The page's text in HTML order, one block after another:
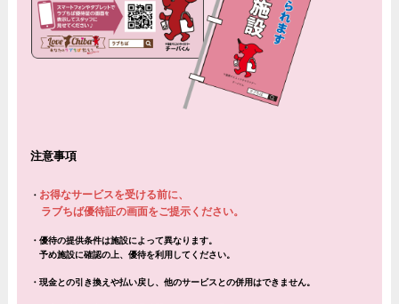
注意事項
・ お得なサービスを受ける前に、
ラブちば優待証の画面をご提示ください。
・ 優待の提供条件は施設によって異なります。
予め施設に確認の上、優待を利用してください。
・現金との引き換えや払い戻し、他のサービスとの併用はできません。